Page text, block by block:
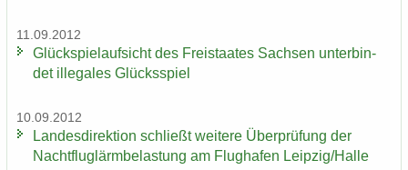
11.09.2012
Glück­spiel­auf­sicht des Frei­staa­tes Sach­sen un­ter­bin­
det il­le­ga­les Glücks­spiel
10.09.2012
Lan­des­di­rek­ti­on schließt wei­te­re Über­prü­fung der
Nacht­flug­lärm­be­las­tung am Flug­ha­fen Leip­zig/Halle